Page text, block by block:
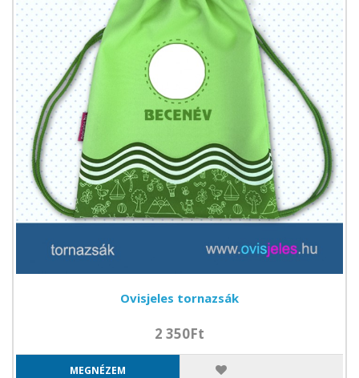
Ovisjeles tornazsák
2 350Ft
MEGNÉZEM